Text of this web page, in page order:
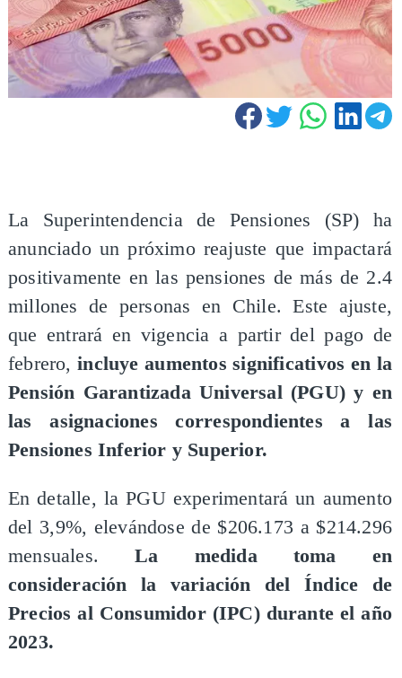
​La Superintendencia de Pensiones (SP) ha
anunciado un próximo reajuste que impactará
positivamente en las pensiones de más de 2.4
millones de personas en Chile. Este ajuste,
que entrará en vigencia a partir del pago de
febrero,incluye aumentos significativos en la
Pensión Garantizada Universal (PGU) y en
las asignaciones correspondientes a las
Pensiones Inferior y Superior.
En detalle, la PGU experimentará un aumento
del 3,9%, elevándose de $206.173 a $214.296
mensuales. La medida toma en
consideración la variación del Índice de
Precios al Consumidor (IPC) durante el año
2023.